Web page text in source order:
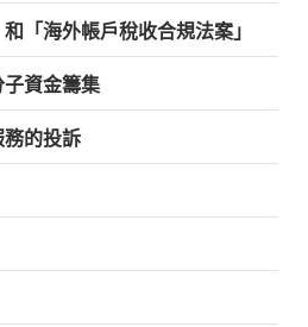
和「海外帳戶稅收合規法案」
資金籌集
務的投訴